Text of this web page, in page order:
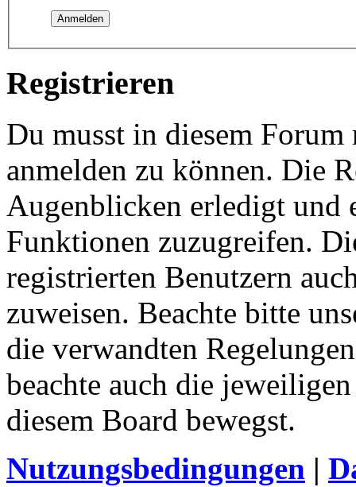
Registrieren
Du musst in diesem
anmelden zu können. Die
Augenblicken erledigt und
Funktionen zuzugreifen.
registrierten Benutzern
zuweisen. Beachte bitte
die verwandten
beachte auch die
diesem Board bewegst.
Nutzungsbedingungen |